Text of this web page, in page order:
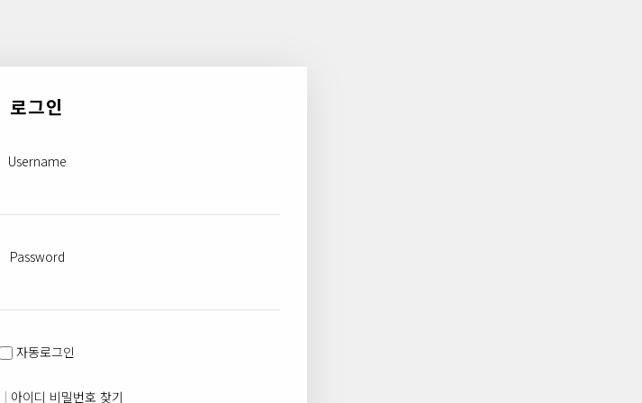
로그인
Username
Password
자동로그인
| 아이디 비밀번호 찾기